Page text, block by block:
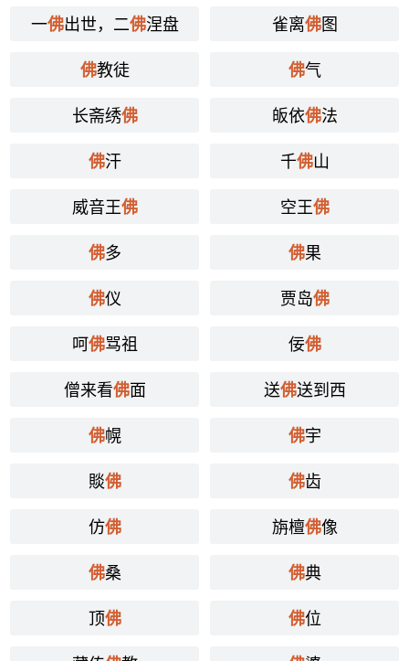
一佛出世，二佛涅盘 雀离佛图
佛教徒 佛气
长斋绣佛 皈依佛法
佛汗 千佛山
威音王佛 空王佛
佛多 佛果
佛仪 贾岛佛
呵佛骂祖 佞佛
僧来看佛面 送佛送到西
佛幌 佛宇
賧佛 佛齿
仿佛 旃檀佛像
佛桑 佛典
顶佛 佛位